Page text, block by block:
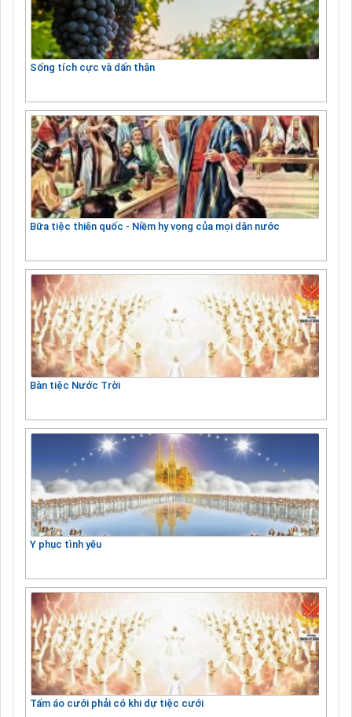
Sống tích cực và dấn thân
Bữa tiệc thiên quốc - Niềm hy vọng của mọi dân nước
Bàn tiệc Nước Trời
Y phục tình yêu
Tấm áo cưới phải có khi dự tiệc cưới